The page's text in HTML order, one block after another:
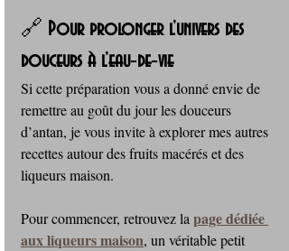
🔗 Pour prolonger l’univers des
douceurs à l’eau‑de‑vie
Si cette préparation vous a donné envie de
remettre au goût du jour les douceurs
d’antan, je vous invite à explorer mes autres
recettes autour des fruits macérés et des
liqueurs maison.
Pour commencer, retrouvez la page dédiée
aux liqueurs maison, un véritable petit